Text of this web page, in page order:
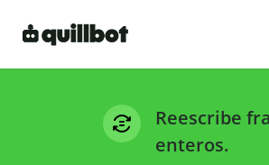
Reescribe
enteros.